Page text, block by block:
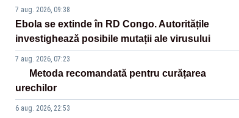
7 aug. 2026, 09:38
Ebola se extinde în RD Congo. Autoritățile
investighează posibile mutații ale virusului
7 aug. 2026, 07:23
Metoda recomandată pentru curățarea
urechilor
6 aug. 2026, 22:53